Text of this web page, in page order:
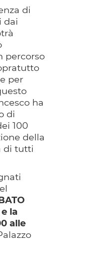
di
dai
percorso
per
ha
di
100
della
di tutti
la
alle